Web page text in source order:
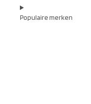
Populaire merken